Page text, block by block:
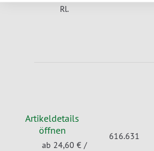
Rl.
Artikeldetails
öffnen
ab 24,60 € /
616.631